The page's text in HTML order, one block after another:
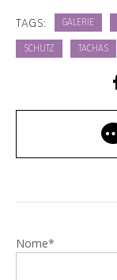
TAGS: GALERIE
SCHUTZ TACHAS
Nome*